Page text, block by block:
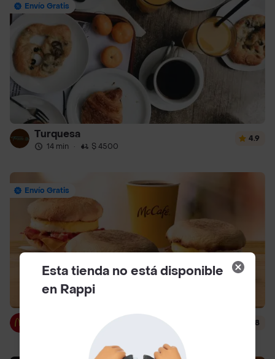
Envío Gratis
Turquesa
14 min · $ 4500
4.9
Envío Gratis
$ 3000
4.8
Esta tienda no está disponible
en Rappi